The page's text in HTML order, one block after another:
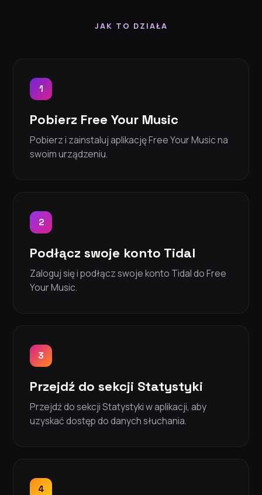
JAK TO DZIAŁA
1
Pobierz Free Your Music
Pobierz i zainstaluj aplikację Free Your Music na
swoim urządzeniu.
2
Podłącz swoje konto Tidal
Zaloguj się i podłącz swoje konto Tidal do Free
Your Music.
3
Przejdź do sekcji Statystyki
Przejdź do sekcji Statystyki w aplikacji, aby
uzyskać dostęp do danych słuchania.
4